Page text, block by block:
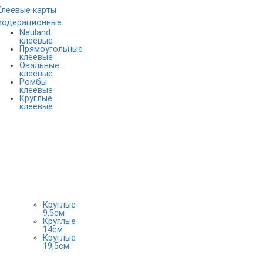
карты
Neuland
клеевые
Прямоугольные
клеевые
Овальные
клеевые
Ромбы
клеевые
Круглые
клеевые
Круглые
9,5см
Круглые
14см
Круглые
19,5см